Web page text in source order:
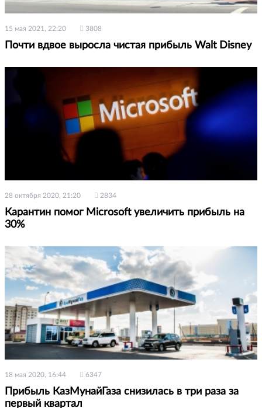
15 мая 2021, 22:20 3808
Почти вдвое выросла чистая прибыль Walt Disney
28 октября 2020, 21:20 2834
Карантин помог Microsoft увеличить прибыль на
30%
18 мая 2020, 16:44 6347
Прибыль КазМунайГаза снизилась в три раза за
первый квартал